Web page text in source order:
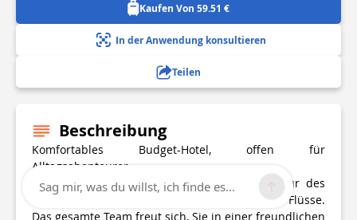
Kaufen Von 59.51 €
In der Anwendung konsultieren
Teilen
Beschreibung
Komfortables Budget-Hotel, offen für
Alltagsabenteurer.
Willkommen in Mont de Marsan, der Präfektur des
Departements Landes und der Stadt der drei Flüsse.
Das gesamte Team freut sich, Sie in einer freundlichen
Sag mir, was du willst, ich finde es...